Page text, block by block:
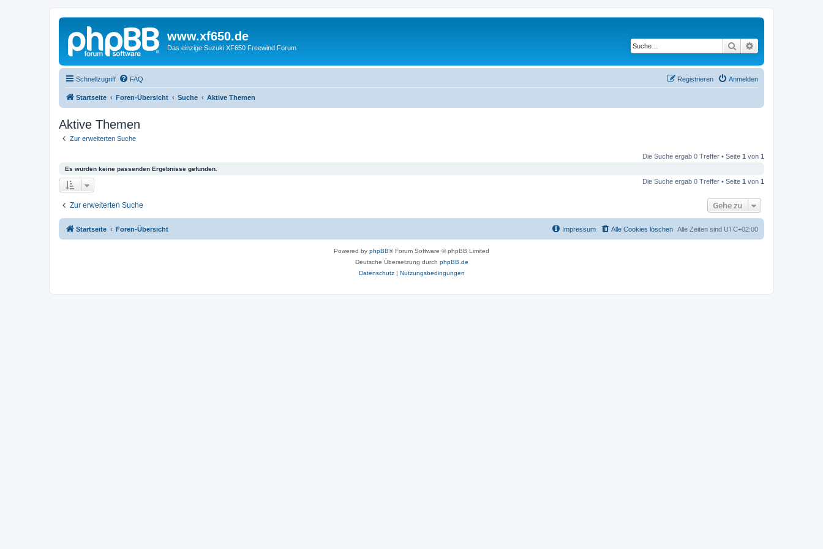
www.xf650.de
Das einzige Suzuki XF650 Freewind Forum Suche
Schnellzugriff FAQ Anmelden
Registrieren
Startseite Foren-Übersicht Suche Aktive Themen
Aktive Themen
Zur erweiterten Suche
Die Suche ergab 0 Treffer • Seite 1 von 1
Es wurden keine passenden Ergebnisse gefunden.
Die Suche ergab 0 Treffer • Seite 1 von 1
Zur erweiterten Suche Gehe zu
Startseite Foren-Übersicht Alle Zeiten sind UTC+02:00
Alle Cookies löschen
Impressum
Powered by phpBB® Forum Software © phpBB Limited
Deutsche Übersetzung durch phpBB.de
Datenschutz| Nutzungsbedingungen